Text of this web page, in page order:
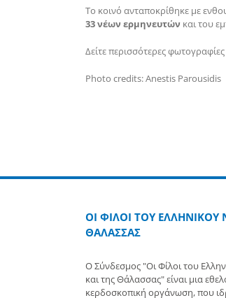
Το κοινό ανταποκρίθηκε με
33 νέων ερμηνευτών και του
Δείτε περισσότερες
Photo credits: Anestis Parousidis
ΟΙ ΦΙΛΟΙ ΤΟΥ ΕΛΛΗΝΙΚΟΥ
ΘΑΛΑΣΣΑΣ
Ο Σύνδεσμος "Οι Φίλοι του
και της Θάλασσας" είναι μια
κερδοσκοπική οργάνωση, που